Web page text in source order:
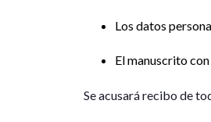
Los datos
El manuscrito
Se acusará recibo de